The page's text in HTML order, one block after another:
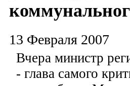
13 Февраля 2007
Вчера министр
- глава самого